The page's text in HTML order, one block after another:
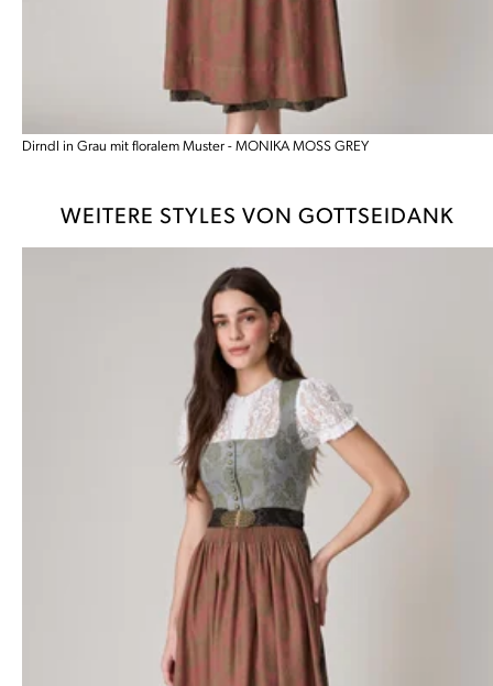
Dirndl in Grau mit floralem Muster - MONIKA MOSS GREY
WEITERE STYLES VON GOTTSEIDANK